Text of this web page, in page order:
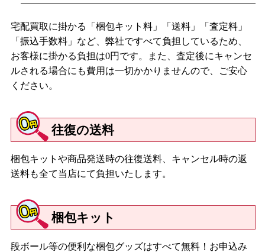
宅配買取に掛かる「梱包キット料」「送料」「査定料」
「振込手数料」など、弊社ですべて負担しているため、
お客様に掛かる負担は0円です。また、査定後にキャンセ
ルされる場合にも費用は一切かかりませんので、ご安心
ください。
往復の送料
梱包キットや商品発送時の往復送料、キャンセル時の返
送料も全て当店にて負担いたします。
梱包キット
段ボール等の便利な梱包グッズはすべて無料！お申込み